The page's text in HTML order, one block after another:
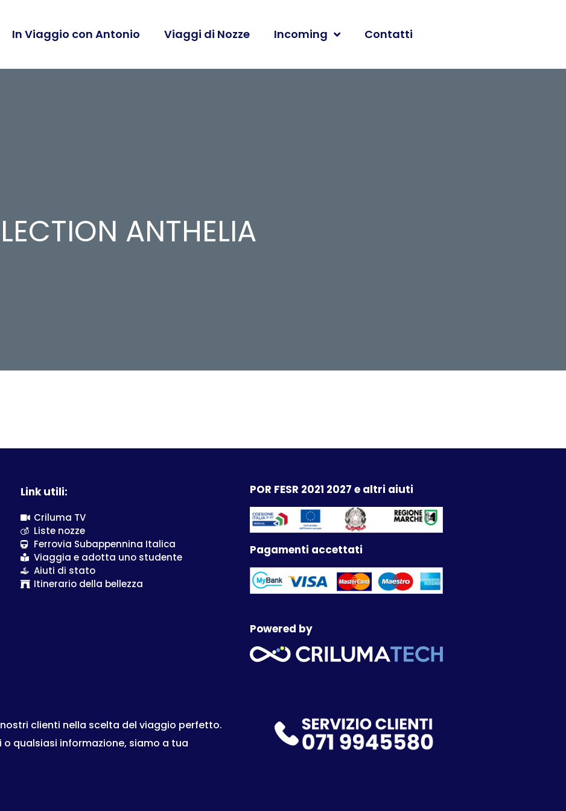
In Viaggio con Antonio Viaggi di Nozze Incoming Contatti
ANTHELIA
Link utili:
Criluma TV
Liste nozze
Ferrovia Subappennina Italica
Viaggia e adotta uno studente
Aiuti di stato
Itinerario della bellezza
POR FESR 2021 2027 e altri aiuti
Pagamenti accettati
Powered by
clienti nella scelta del viaggio perfetto.
o qualsiasi informazione, siamo a tua